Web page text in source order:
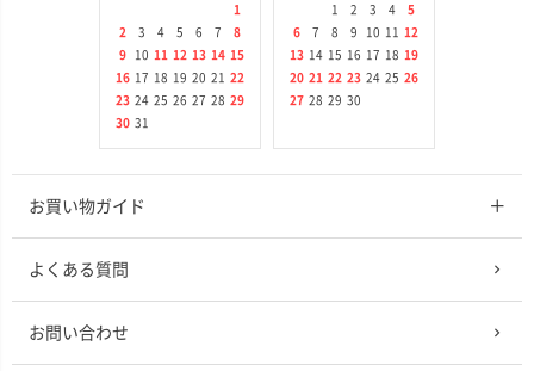
1
2
3 4 5 6 7
8
9
10 11 12 13 14 15
16 17 18 19 20 21
22
23 24 25 26 27 28 29
30 31
1
2 3 4
5
6
7 8 9 10 11
12
13 14 15 16 17 18 19
20 21 22 23 24 25 26
27 28 29 30
お買い物ガイド
よくある質問
お問い合わせ